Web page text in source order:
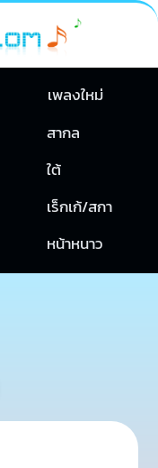
เพลงใหม่
สากล
ใต้
เร็กเก้/สกา
หน้าหนาว